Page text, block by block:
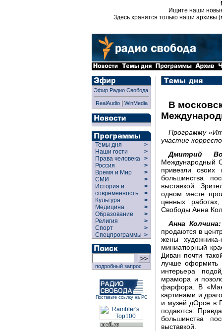
Ищите наши
Здесь хранятся только наши архивы
Эфир Радио Свобода
RealAudio| WinMedia
Темы дня
>
Наши гости
>
Права человека >
Россия
>
Время и Мир
>
СМИ
>
История и
современность
>
>
Культура
>
Медицина
>
Образование
>
Религия
>
Спорт
>
Спецпрограммы >
подробный запрос
Поставьте ссылку на РС
В
Программу
участие
Дмитрий
Международный
привезли
большинства
выставкой.
одном месте
ценных
Свободы Анна
Анна Колчина:
продаются в
жены
миниатюрный
Диван почти
лучше оформить
интерьера
мрамора и
фарфора. В
картинами и
и музей дОрсе в
подаются.
большинства
выставкой.